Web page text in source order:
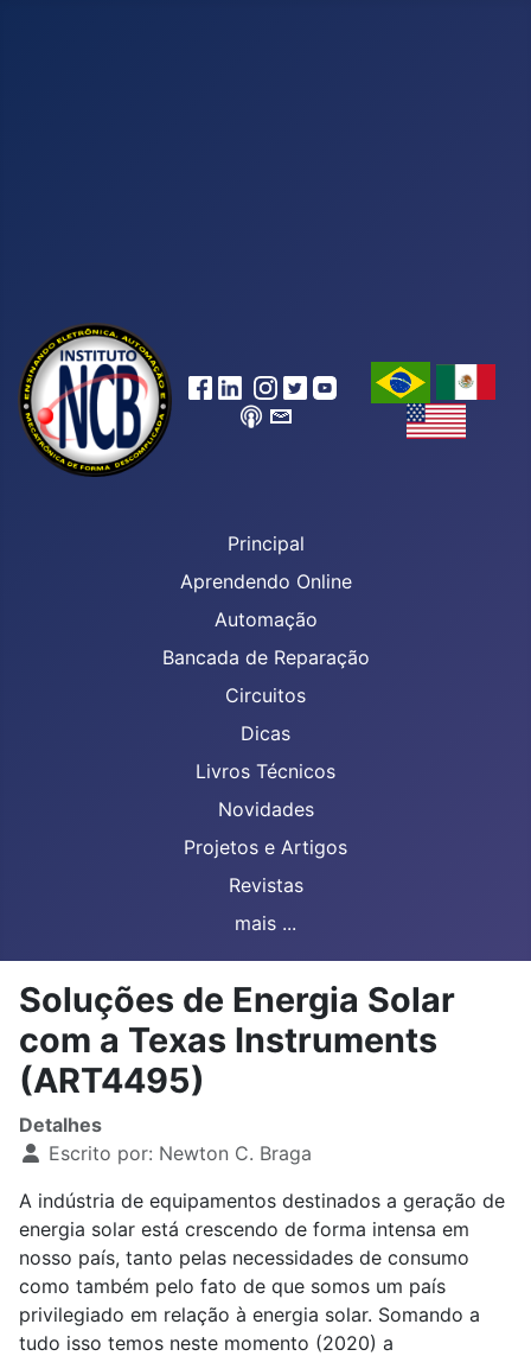
Principal
Aprendendo Online
Automação
Bancada de Reparação
Circuitos
Dicas
Livros Técnicos
Novidades
Projetos e Artigos
Revistas
mais ...
Soluções de Energia Solar
com a Texas Instruments
(ART4495)
Detalhes
Escrito por: Newton C. Braga
A indústria de equipamentos destinados a geração de
energia solar está crescendo de forma intensa em
nosso país, tanto pelas necessidades de consumo
como também pelo fato de que somos um país
privilegiado em relação à energia solar. Somando a
tudo isso temos neste momento (2020) a